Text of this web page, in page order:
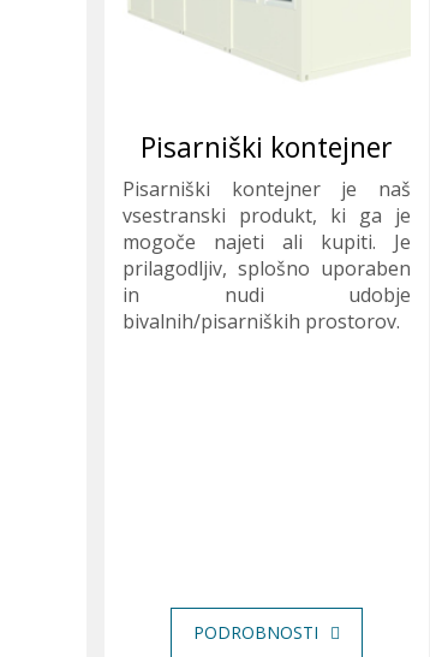
Pisarniški kontejner
Pisarniški kontejner je naš
vsestranski produkt, ki ga je
mogoče najeti ali kupiti. Je
prilagodljiv, splošno uporaben
in nudi udobje
bivalnih/pisarniških prostorov.
PODROBNOSTI